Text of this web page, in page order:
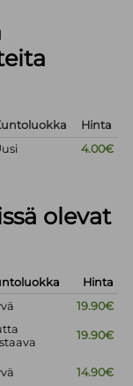
Hinta
4.00€
olevat
Hinta
19.90€
19.90€
14.90€